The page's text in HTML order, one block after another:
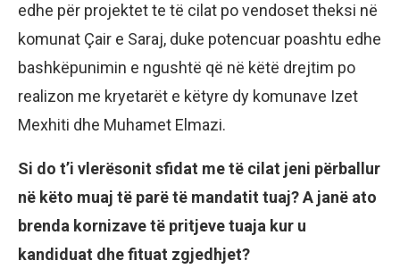
edhe për projektet te të cilat po vendoset theksi në
komunat Çair e Saraj, duke potencuar poashtu edhe
bashkëpunimin e ngushtë që në këtë drejtim po
realizon me kryetarët e këtyre dy komunave Izet
Mexhiti dhe Muhamet Elmazi.
Si do t’i vlerësonit sfidat me të cilat jeni përballur
në këto muaj të parë të mandatit tuaj? A janë ato
brenda kornizave të pritjeve tuaja kur u
kandiduat dhe fituat zgjedhjet?